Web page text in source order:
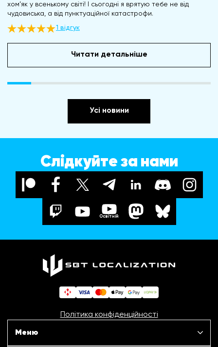
хом’як у всенькому світі! І сьогодні я врятую тебе не від
чудовиська, а від пунктуаційної катастрофи.
1 відгук
Читати детальніше
Усі новини
Слідкуйте за нами
Освітній
Політика конфіденційності
Меню